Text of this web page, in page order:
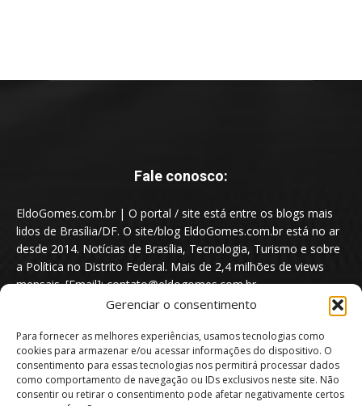
Gerenciar o consentimento
Para fornecer as melhores experiências, usamos tecnologias como
cookies para armazenar e/ou acessar informações do dispositivo. O
consentimento para essas tecnologias nos permitirá processar dados
como comportamento de navegação ou IDs exclusivos neste site. Não
consentir ou retirar o consentimento pode afetar negativamente certos
Fale conosco:
EldoGomes.com.br | O portal / site está entre os blogs mais
lidos de Brasília/DF. O site/blog EldoGomes.com.br está no ar
desde 2014. Notícias de Brasília, Tecnologia, Turismo e sobre
a Política no Distrito Federal. Mais de 2,4 milhões de views
mensais. [Email]: contato@eldogomes.com.br